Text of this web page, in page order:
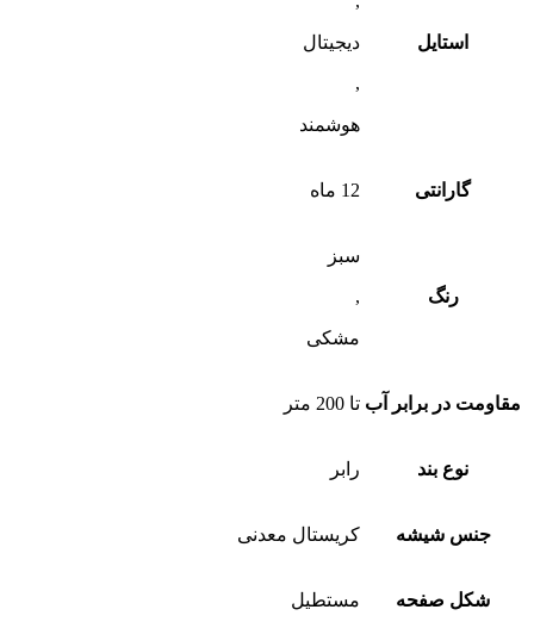
استایل
دیجیتال
,
هوشمند
گارانتی 12 ماه
رنگ
سبز
,
مشکی
مقاومت در برابر آب تا 200 متر
نوع بند رابر
جنس شیشه کریستال معدنی
شکل صفحه مستطیل